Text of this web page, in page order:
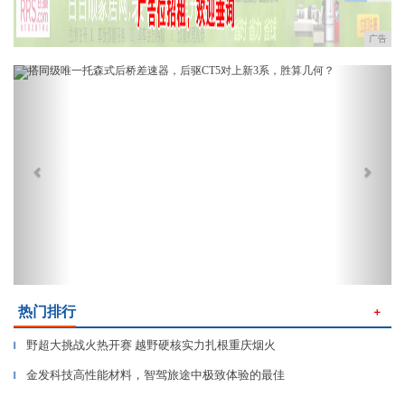
广告
Previous
热门排行 ＋
▎ 野超大挑战火热开赛 越野硬核实力扎根重庆烟火
▎ 金发科技高性能材料，智驾旅途中极致体验的最佳